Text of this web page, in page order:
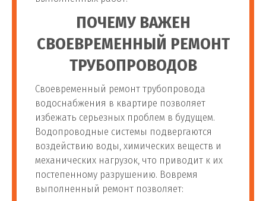
ПОЧЕМУ ВАЖЕН
СВОЕВРЕМЕННЫЙ РЕМОНТ
ТРУБОПРОВОДОВ
Своевременный ремонт трубопровода
водоснабжения в квартире позволяет
избежать серьезных проблем в будущем.
Водопроводные системы подвергаются
воздействию воды, химических веществ и
механических нагрузок, что приводит к их
постепенному разрушению. Вовремя
выполненный ремонт позволяет: